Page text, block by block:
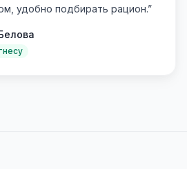
удобно подбирать рацион.”